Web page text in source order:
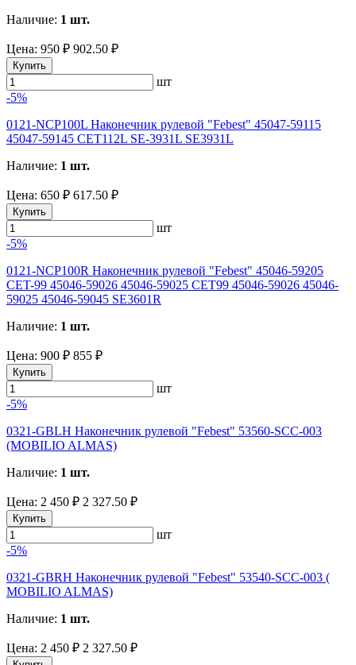
Наличие: 1 шт.
Цена: 950 ₽ 902.50 ₽
Купить
шт
-5%
0121-NCP100L Наконечник рулевой "Febest" 45047-59115
45047-59145 CET112L SE-3931L SE3931L
Наличие: 1 шт.
Цена: 650 ₽ 617.50 ₽
Купить
шт
-5%
0121-NCP100R Наконечник рулевой "Febest" 45046-59205
CET-99 45046-59026 45046-59025 CET99 45046-59026 45046-
59025 45046-59045 SE3601R
Наличие: 1 шт.
Цена: 900 ₽ 855 ₽
Купить
шт
-5%
0321-GBLH Наконечник рулевой "Febest" 53560-SCC-003
(MOBILIO ALMAS)
Наличие: 1 шт.
Цена: 2 450 ₽ 2 327.50 ₽
Купить
шт
-5%
0321-GBRH Наконечник рулевой "Febest" 53540-SCC-003 (
MOBILIO ALMAS)
Наличие: 1 шт.
Цена: 2 450 ₽ 2 327.50 ₽